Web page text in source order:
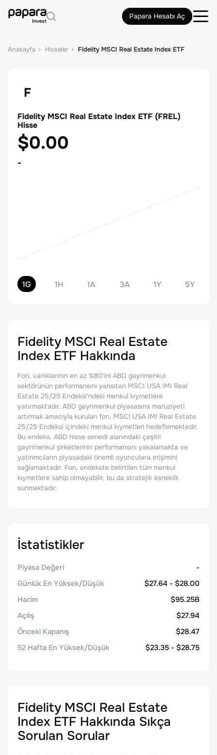
Papara Hesabı Aç
Anasayfa Hisseler Fidelity MSCI Real Estate Index ETF
F
Fidelity MSCI Real Estate Index ETF (FREL)
Hisse
$0.00
-
1G 1H 1A 3A 1Y 5Y
Fidelity MSCI Real Estate
Index ETF Hakkında
Fon, varlıklarının en az %80'ini ABD gayrimenkul
sektörünün performansını yansıtan MSCI USA IMI Real
Estate 25/25 Endeksi'ndeki menkul kıymetlere
yatırmaktadır. ABD gayrimenkul piyasasına maruziyeti
artırmak amacıyla kurulan fon, MSCI USA IMI Real Estate
25/25 Endeksi içindeki menkul kıymetleri hedeflemektedir.
Bu endeks, ABD hisse senedi alanındaki çeşitli
gayrimenkul şirketlerinin performansını yakalamakta ve
yatırımcıların piyasadaki önemli oyunculara erişimini
sağlamaktadır. Fon, endekste belirtilen tüm menkul
kıymetlere sahip olmayabilir, bu da stratejik esneklik
sunmaktadır.
İstatistikler
Piyasa Değeri
-
Günlük En Yüksek/Düşük
$27.64 - $28.00
Hacim
$95.25B
Açılış
$27.94
Önceki Kapanış
$28.47
52 Hafta En Yüksek/Düşük
$23.35 - $28.75
Fidelity MSCI Real Estate
Index ETF Hakkında Sıkça
Sorulan Sorular